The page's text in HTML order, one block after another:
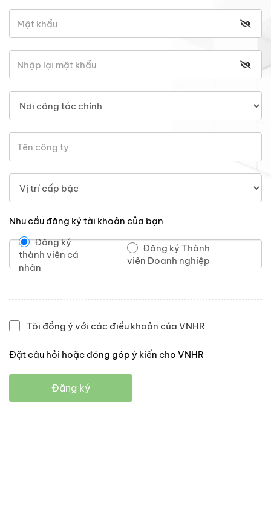
Nhu cầu đăng ký tài khoản của bạn
Đăng ký
thành viên cá
nhân
Đăng ký Thành
viên Doanh nghiệp
Tôi đồng ý với các điều khoản của VNHR
Đặt câu hỏi hoặc đóng góp ý kiến cho VNHR
Đăng ký